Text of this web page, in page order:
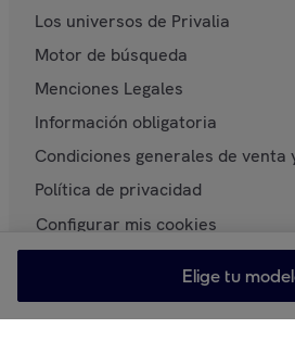
Elige tu
Los universos de Privalia
Motor de búsqueda
Menciones Legales
Información obligatoria
Condiciones generales de venta
Política de privacidad
Configurar mis cookies
Contacta con nosotros